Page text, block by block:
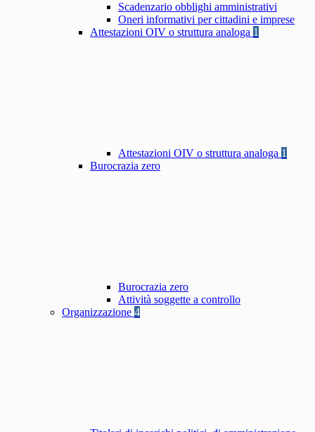
Scadenzario obblighi amministrativi
Oneri informativi per cittadini e imprese
Attestazioni OIV o struttura analoga 1
Attestazioni OIV o struttura analoga 1
Burocrazia zero
Burocrazia zero
Attività soggette a controllo
Organizzazione 4